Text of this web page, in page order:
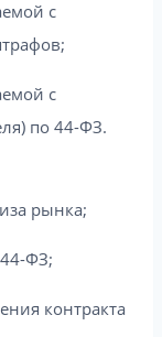
с
с
по 44-ФЗ.
рынка;
ФЗ;
контракта